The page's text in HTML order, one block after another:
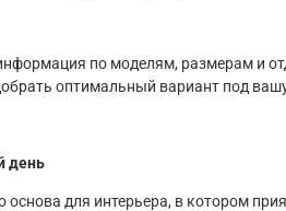
по моделям, размерам и
оптимальный вариант под
день
основа для интерьера, в котором